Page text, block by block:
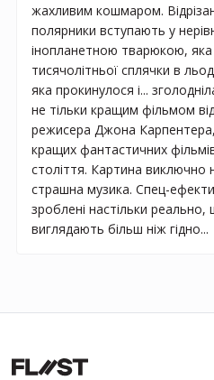
жахливим кошмаром.
полярники вступають у
інопланетною тварюкою, яка
тисячолітньої сплячки в
яка прокинулося і...
не тільки кращим фільмом
режисера Джона
кращих фантастичних
століття. Картина виключно
страшна музика. Спец-ефекти
зроблені настільки реально,
виглядають більш ніж гідно...